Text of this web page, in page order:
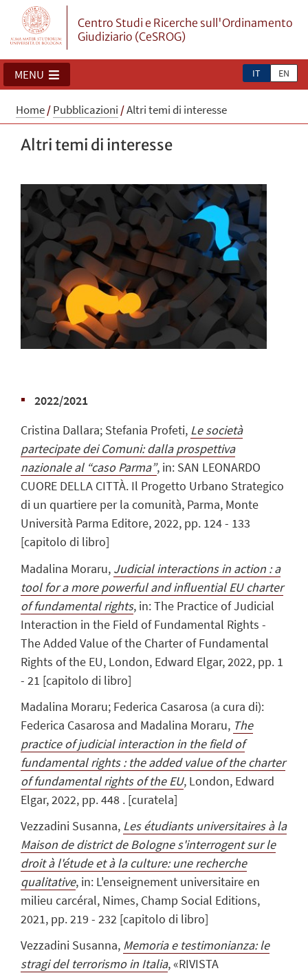
Centro Studi e Ricerche sull'Ordinamento
Giudiziario (CeSROG)
IT EN
MENU
Home/Pubblicazioni /Altri temi di interesse
Altri temi di interesse
2022/2021
Cristina Dallara; Stefania Profeti, Le società
partecipate dei Comuni: dalla prospettiva
nazionale al “caso Parma”, in: SAN LEONARDO
CUORE DELLA CITTÀ. Il Progetto Urbano Strategico
di un quartiere per la comunità, Parma, Monte
Università Parma Editore, 2022, pp. 124 - 133
[capitolo di libro]
Madalina Moraru, Judicial interactions in action : a
tool for a more powerful and influential EU charter
of fundamental rights, in: The Practice of Judicial
Interaction in the Field of Fundamental Rights -
The Added Value of the Charter of Fundamental
Rights of the EU, London, Edward Elgar, 2022, pp. 1
- 21 [capitolo di libro]
Madalina Moraru; Federica Casarosa (a cura di):
Federica Casarosa and Madalina Moraru, The
practice of judicial interaction in the field of
fundamental rights : the added value of the charter
of fundamental rights of the EU, London, Edward
Elgar, 2022, pp. 448 . [curatela]
Vezzadini Susanna, Les étudiants universitaires à la
Maison de district de Bologne s'interrogent sur le
droit à l'étude et à la culture: une recherche
qualitative, in: L'enseignement universitaire en
milieu carcéral, Nimes, Champ Social Editions,
2021, pp. 219 - 232 [capitolo di libro]
Vezzadini Susanna, Memoria e testimonianza: le
stragi del terrorismo in Italia, «RIVISTA